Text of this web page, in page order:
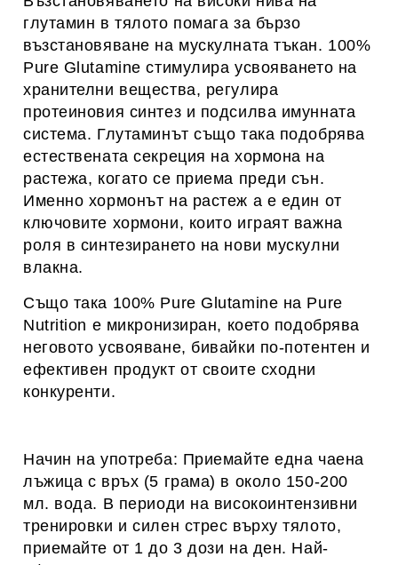
глутамин в тялото помага за бързо
възстановяване на мускулната тъкан. 100%
Pure Glutamine стимулира усвояването на
хранителни вещества, регулира
протеиновия синтез и подсилва имунната
система. Глутаминът също така подобрява
естествената секреция на хормона на
растежа, когато се приема преди сън.
Именно хормонът на растеж а е един от
ключовите хормони, които играят важна
роля в синтезирането на нови мускулни
влакна.
Също така 100% Pure Glutamine на Pure
Nutrition е микронизиран, което подобрява
неговото усвояване, бивайки по-потентен и
ефективен продукт от своите сходни
конкуренти.
Начин на употреба: Приемайте една чаена
лъжица с връх (5 грама) в около 150-200
мл. вода. В периоди на високоинтензивни
тренировки и силен стрес върху тялото,
приемайте от 1 до 3 дози на ден. Най-